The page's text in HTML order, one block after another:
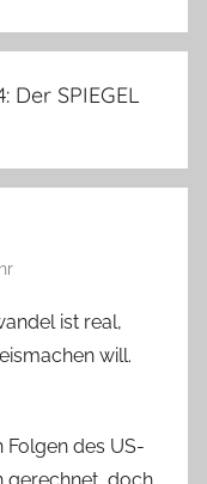
Der SPIEGEL
ist real,
will.
des US-